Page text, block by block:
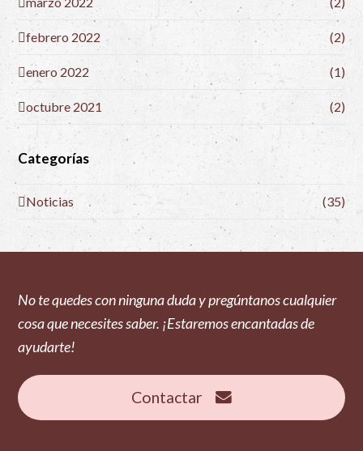
febrero 2022 (2)
enero 2022 (1)
octubre 2021 (2)
Categorías
Noticias (35)
No te quedes con ninguna duda y pregúntanos cualquier
cosa que necesites saber. ¡Estaremos encantadas de
ayudarte!
Contactar